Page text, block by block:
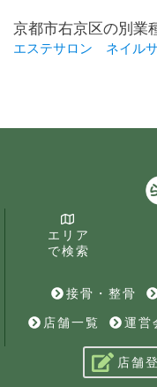
京都市右京区の別業
エステサロン ネイル
エリア
で検索
接骨・整骨
店舗一覧
運営
店舗